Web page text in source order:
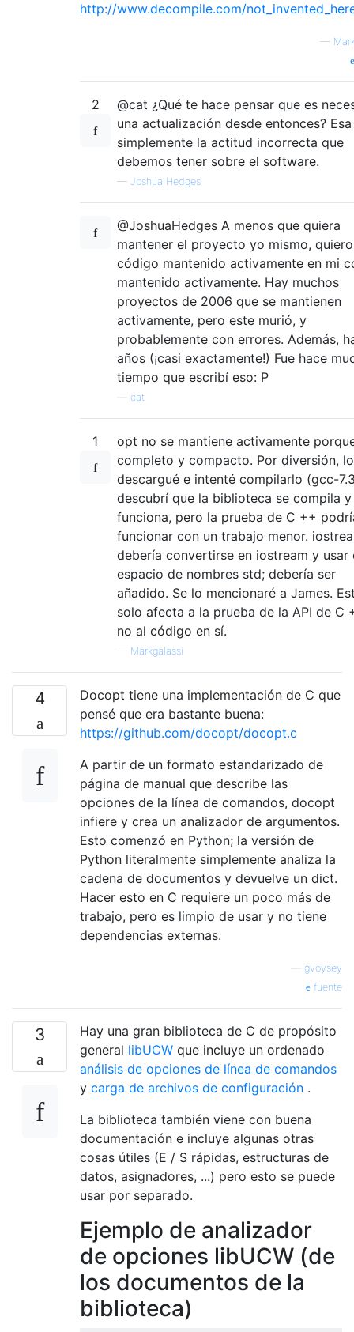
http://www.decompile.com/
—
2
@cat ¿Qué te hace pensar que es
una actualización desde entonces?
simplemente la actitud incorrecta que
debemos tener sobre el software.
— Joshua Hedges
@JoshuaHedges A menos que quiera
mantener el proyecto yo mismo,
código mantenido activamente en mi
mantenido activamente. Hay muchos
proyectos de 2006 que se mantienen
activamente, pero este murió, y
probablemente con errores. Además,
años (¡casi exactamente!) Fue hace
tiempo que escribí eso: P
cat
1
opt no se mantiene activamente
completo y compacto. Por diversión, lo
descargué e intenté compilarlo (gcc-
descubrí que la biblioteca se compila y
funciona, pero la prueba de C ++
funcionar con un trabajo menor.
debería convertirse en iostream y usar
espacio de nombres std; debería ser
añadido. Se lo mencionaré a James.
solo afecta a la prueba de la API de C
no al código en sí.
— Markgalassi
4
Docopt tiene una implementación de C que
pensé que era bastante buena:
https://github.com/docopt/docopt.c
A partir de un formato estandarizado de
página de manual que describe las
opciones de la línea de comandos, docopt
infiere y crea un analizador de argumentos.
Esto comenzó en Python; la versión de
Python literalmente simplemente analiza la
cadena de documentos y devuelve un dict.
Hacer esto en C requiere un poco más de
trabajo, pero es limpio de usar y no tiene
dependencias externas.
gvoysey
fuente
3
Hay una gran biblioteca de C de propósito
general libUCW que incluye un ordenado
análisis de opciones de línea de comandos
y carga de archivos de configuración .
La biblioteca también viene con buena
documentación e incluye algunas otras
cosas útiles (E / S rápidas, estructuras de
datos, asignadores, ...) pero esto se puede
usar por separado.
Ejemplo de analizador
de opciones libUCW (de
los documentos de la
biblioteca)